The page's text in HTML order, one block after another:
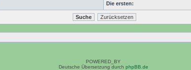
Die ersten:
POWERED_BY
Deutsche Übersetzung durch phpBB.de